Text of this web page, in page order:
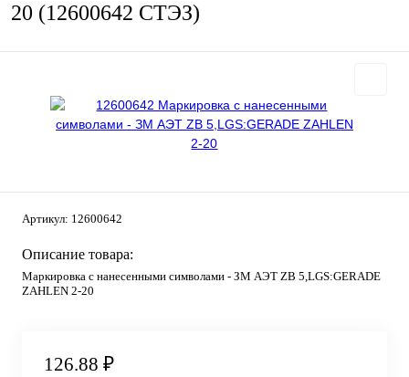
20 (12600642 СТЭЗ)
Артикул: 12600642
Описание товара:
Маркировка с нанесенными символами - ЗМ АЭТ ZB 5,LGS:GERADE
ZAHLEN 2-20
126.88 ₽